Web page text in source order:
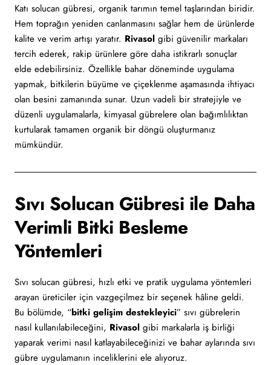
Katı solucan gübresi, organik tarımın temel taşlarından biridir.
Hem toprağın yeniden canlanmasını sağlar hem de ürünlerde
kalite ve verim artışı yaratır. Rivasol gibi güvenilir markaları
tercih ederek, rakip ürünlere göre daha istikrarlı sonuçlar
elde edebilirsiniz. Özellikle bahar döneminde uygulama
yapmak, bitkilerin büyüme ve çiçeklenme aşamasında ihtiyacı
olan besini zamanında sunar. Uzun vadeli bir stratejiyle ve
düzenli uygulamalarla, kimyasal gübrelere olan bağımlılıktan
kurtularak tamamen organik bir döngü oluşturmanız
mümkündür.
Sıvı Solucan Gübresi ile Daha
Verimli Bitki Besleme
Yöntemleri
Sıvı solucan gübresi, hızlı etki ve pratik uygulama yöntemleri
arayan üreticiler için vazgeçilmez bir seçenek hâline geldi.
Bu bölümde, “bitki gelişim destekleyici” sıvı gübrelerin
nasıl kullanılabileceğini, Rivasol gibi markalarla iş birliği
yaparak verimi nasıl katlayabileceğinizi ve bahar aylarında sıvı
gübre uygulamanın inceliklerini ele alıyoruz.